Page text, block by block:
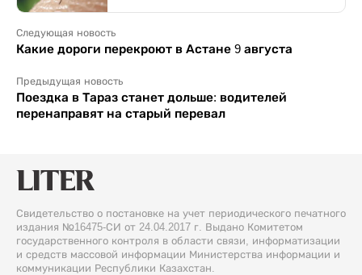
Следующая новость
Какие дороги перекроют в Астане 9 августа
Предыдущая новость
Поездка в Тараз станет дольше: водителей
перенаправят на старый перевал
Свидетельство о постановке на учет периодического печатного
издания №16475-СИ от 24.04.2017 г. Выдано Комитетом
государственного контроля в области связи, информатизации
и средств массовой информации Министерства информации и
коммуникации Республики Казахстан.